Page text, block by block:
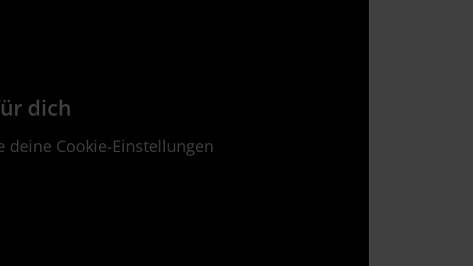
dich
Cookie-Einstellungen